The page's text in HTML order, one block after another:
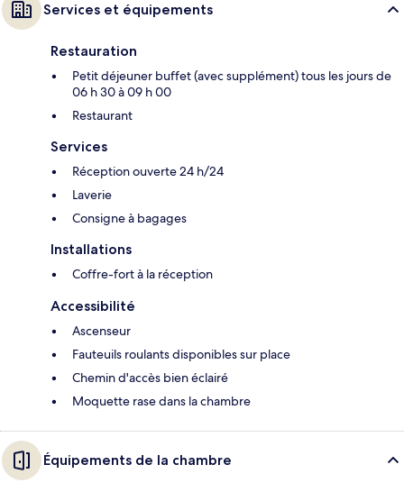
Services et équipements
Restauration
Petit déjeuner buffet (avec supplément) tous les jours de
06 h 30 à 09 h 00
Restaurant
Services
Réception ouverte 24 h/24
Laverie
Consigne à bagages
Installations
Coffre-fort à la réception
Accessibilité
Ascenseur
Fauteuils roulants disponibles sur place
Chemin d'accès bien éclairé
Moquette rase dans la chambre
Équipements de la chambre